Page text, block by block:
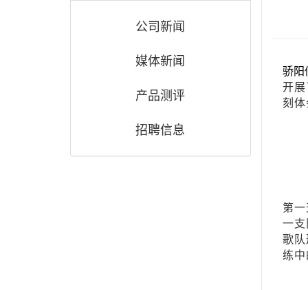
公司新闻
媒体新闻
产品测评
招聘信息
骄阳
开
刻
第
一
歌
练